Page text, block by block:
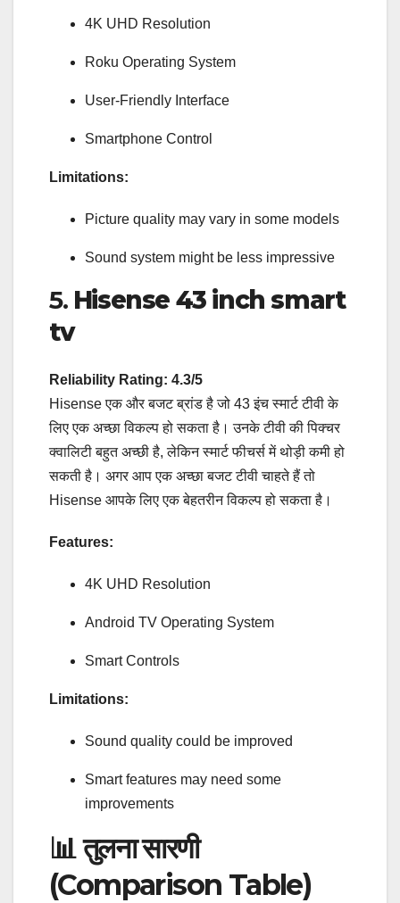
4K UHD Resolution
Roku Operating System
User-Friendly Interface
Smartphone Control
Limitations:
Picture quality may vary in some models
Sound system might be less impressive
5. Hisense 43 inch smart
tv
Reliability Rating: 4.3/5
Hisense एक और बजट ब्रांड है जो 43 इंच स्मार्ट टीवी के
लिए एक अच्छा विकल्प हो सकता है। उनके टीवी की पिक्चर
क्वालिटी बहुत अच्छी है, लेकिन स्मार्ट फीचर्स में थोड़ी कमी हो
सकती है। अगर आप एक अच्छा बजट टीवी चाहते हैं तो
Hisense आपके लिए एक बेहतरीन विकल्प हो सकता है।
Features:
4K UHD Resolution
Android TV Operating System
Smart Controls
Limitations:
Sound quality could be improved
Smart features may need some
improvements
📊 तुलना सारणी
(Comparison Table)